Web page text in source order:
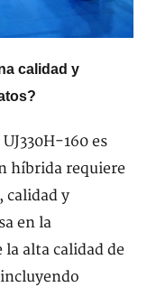
calidad y
160 es
híbrida requiere
calidad y
en la
alta calidad de